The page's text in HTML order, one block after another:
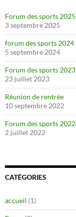
Forum des sports 2025
3 septembre 2025
forum des sports 2024
5 septembre 2024
Forum des sports 2023
23 juillet 2023
Réunion de rentrée
10 septembre 2022
Forum des sports 2022
2 juillet 2022
CATÉGORIES
accueil (1)